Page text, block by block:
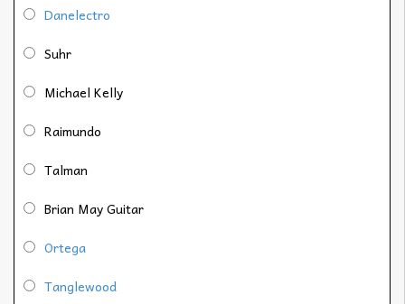
Danelectro
Suhr
Michael Kelly
Raimundo
Talman
Brian May Guitar
Ortega
Tanglewood